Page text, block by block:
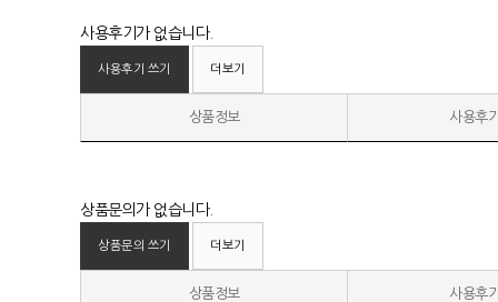
사용후기가 없습니다.
사용후기 쓰기 더보기
상품정보 사용후기
상품문의가 없습니다.
상품문의 쓰기 더보기
상품정보 사용후기